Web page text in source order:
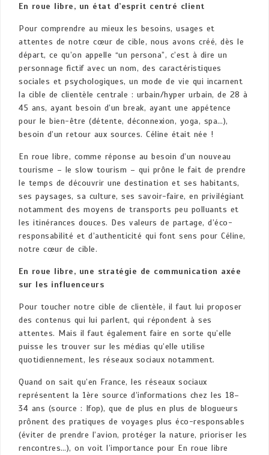
En roue libre, un état d’esprit centré client
Pour comprendre au mieux les besoins, usages et
attentes de notre cœur de cible, nous avons créé, dès le
départ, ce qu’on appelle “un persona”, c’est à dire un
personnage fictif avec un nom, des caractéristiques
sociales et psychologiques, un mode de vie qui incarnent
la cible de clientèle centrale : urbain/hyper urbain, de 28 à
45 ans, ayant besoin d’un break, ayant une appétence
pour le bien-être (détente, déconnexion, yoga, spa…),
besoin d’un retour aux sources. Céline était née !
En roue libre, comme réponse au besoin d’un nouveau
tourisme – le slow tourism – qui prône le fait de prendre
le temps de découvrir une destination et ses habitants,
ses paysages, sa culture, ses savoir-faire, en privilégiant
notamment des moyens de transports peu polluants et
les itinérances douces. Des valeurs de partage, d’éco-
responsabilité et d’authenticité qui font sens pour Céline,
notre cœur de cible.
En roue libre, une stratégie de communication axée
sur les influenceurs
Pour toucher notre cible de clientèle, il faut lui proposer
des contenus qui lui parlent, qui répondent à ses
attentes. Mais il faut également faire en sorte qu’elle
puisse les trouver sur les médias qu’elle utilise
quotidiennement, les réseaux sociaux notamment.
Quand on sait qu’en France, les réseaux sociaux
représentent la 1ère source d’informations chez les 18–
34 ans (source : Ifop), que de plus en plus de blogueurs
prônent des pratiques de voyages plus éco-responsables
(éviter de prendre l’avion, protéger la nature, prioriser les
rencontres…), on voit l’importance pour En roue libre